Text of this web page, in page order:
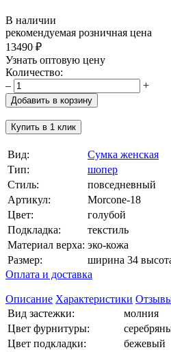
В наличии
рекомендуемая розничная цена
13490 ₽
Узнать оптовую цену
Количество:
–
+
Добавить в корзину
Купить в 1 клик
Вид:
Сумка женская
Тип:
шопер
Стиль:
повседневный
Артикул:
Morcone-18
Цвет:
голубой
Подкладка:
текстиль
Материал верха: эко-кожа
Размер:
ширина 34
Оплата и доставка
Описание Характеристики
Вид застежки:
молния
Цвет фурнитуры:
Цвет подкладки:
бежевый